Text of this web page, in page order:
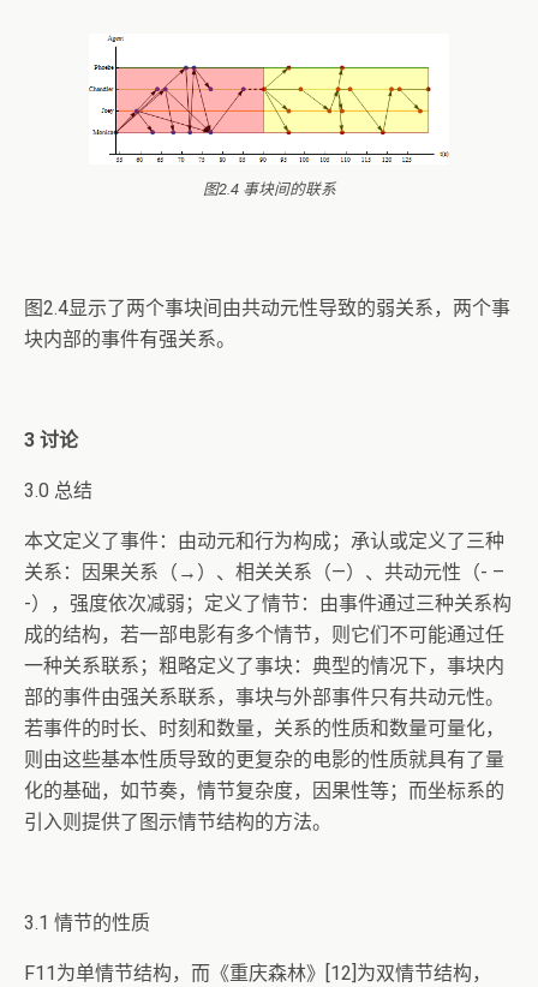
图2.4 事块间的联系
图2.4显示了两个事块间由共动元性导致的弱关系，两个事
块内部的事件有强关系。
3 讨论
3.0 总结
本文定义了事件：由动元和行为构成；承认或定义了三种
关系：因果关系（→）、相关关系（—）、共动元性（- –
-），强度依次减弱；定义了情节：由事件通过三种关系构
成的结构，若一部电影有多个情节，则它们不可能通过任
一种关系联系；粗略定义了事块：典型的情况下，事块内
部的事件由强关系联系，事块与外部事件只有共动元性。
若事件的时长、时刻和数量，关系的性质和数量可量化，
则由这些基本性质导致的更复杂的电影的性质就具有了量
化的基础，如节奏，情节复杂度，因果性等；而坐标系的
引入则提供了图示情节结构的方法。
3.1 情节的性质
F11为单情节结构，而《重庆森林》[12]为双情节结构，